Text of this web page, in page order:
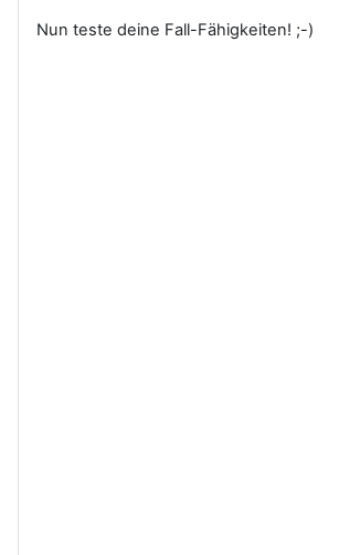
Nun teste deine Fall-Fähigkeiten! ;-)